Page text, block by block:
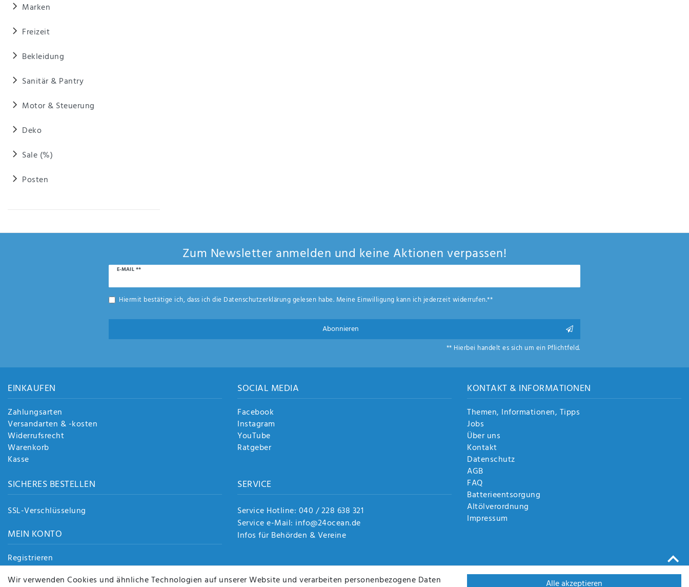
Marken
Freizeit
Bekleidung
Sanitär & Pantry
Motor & Steuerung
Deko
Sale (%)
Posten
Zum Newsletter anmelden und keine Aktionen verpassen!
E-MAIL **
Newsletter
Hiermit bestätige ich, dass ich die Daten­schutz­erklärunggelesen habe. Meine Einwilligung kann ich jederzeit widerrufen.**
Abonnieren
** Hierbei handelt es sich um ein Pflichtfeld.
EINKAUFEN
Zahlungsarten
Versandarten & -kosten
Widerrufsrecht
Warenkorb
Kasse
SICHERES BESTELLEN
SSL-Verschlüsselung
MEIN KONTO
Registrieren
Login
SOCIAL MEDIA
Facebook
Instagram
YouTube
Ratgeber
SERVICE
Service Hotline: 040 / 228 638 321
Service e-Mail: info@24ocean.de
Infos für Behörden & Vereine
KONTAKT & INFORMATIONEN
Themen, Informationen, Tipps
Jobs
Über uns
Kontakt
Datenschutz
AGB
FAQ
Batterieentsorgung
Altölverordnung
Impressum
Wir verwenden Cookies und ähnliche Technologien auf unserer Website und verarbeiten personenbezogene Daten
Alle akzeptieren